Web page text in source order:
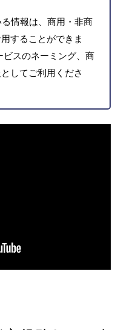
情報は、商用・非商
することができま
スのネーミング、商
してご利用くださ